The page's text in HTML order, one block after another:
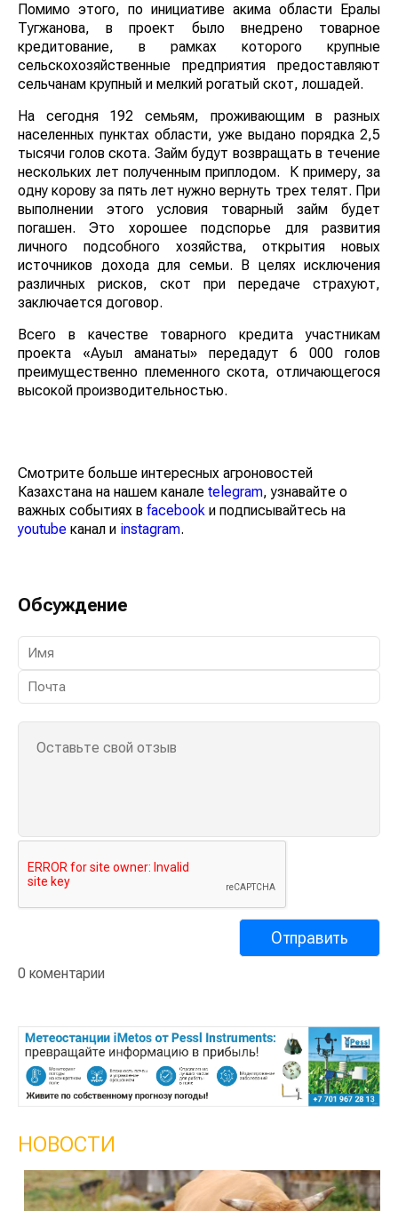
Помимо этого, по инициативе акима области Ералы
Тугжанова, в проект было внедрено товарное
кредитование, в рамках которого крупные
сельскохозяйственные предприятия предоставляют
сельчанам крупный и мелкий рогатый скот, лошадей.
На сегодня 192 семьям, проживающим в разных
населенных пунктах области, уже выдано порядка 2,5
тысячи голов скота. Займ будут возвращать в течение
нескольких лет полученным приплодом. К примеру, за
одну корову за пять лет нужно вернуть трех телят. При
выполнении этого условия товарный займ будет
погашен. Это хорошее подспорье для развития
личного подсобного хозяйства, открытия новых
источников дохода для семьи. В целях исключения
различных рисков, скот при передаче страхуют,
заключается договор.
Всего в качестве товарного кредита участникам
проекта «Ауыл аманаты» передадут 6 000 голов
преимущественно племенного скота, отличающегося
высокой производительностью.
Смотрите больше интересных агроновостей
Казахстана на нашем канале telegram, узнавайте о
важных событиях в facebook и подписывайтесь на
youtube канал и instagram.
Обсуждение
0 коментарии
НОВОСТИ